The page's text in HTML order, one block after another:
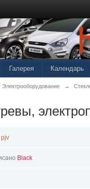
Галерея Календарь
Электрооборудование →
pjv
Black